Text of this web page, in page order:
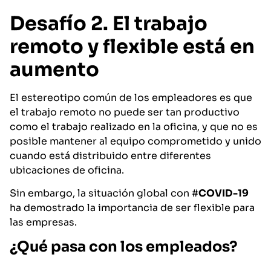
Desafío 2. El trabajo
remoto y flexible está en
aumento
El estereotipo común de los empleadores es que
el trabajo remoto no puede ser tan productivo
como el trabajo realizado en la oficina, y que no es
posible mantener al equipo comprometido y unido
cuando está distribuido entre diferentes
ubicaciones de oficina.
Sin embargo, la situación global con #COVID-19
ha demostrado la importancia de ser flexible para
las empresas.
¿Qué pasa con los empleados?